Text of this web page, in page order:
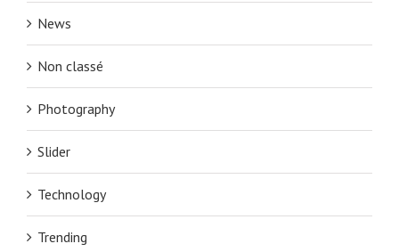
News
Non classé
Photography
Slider
Technology
Trending